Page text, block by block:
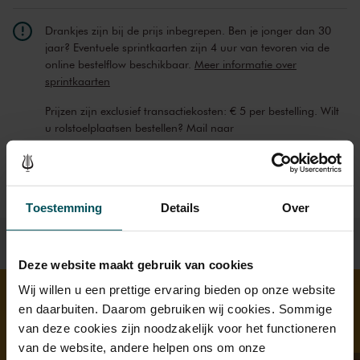
Toestemming Details Over
Deze website maakt gebruik van cookies
Wij willen u een prettige ervaring bieden op onze website
en daarbuiten. Daarom gebruiken wij cookies. Sommige
van deze cookies zijn noodzakelijk voor het functioneren
van de website, andere helpen ons om onze
Drankjes zijn bij de prijs inbegrepen. Ben je jonger dan 30
jaar? Eventuele sprintkaarten zijn 4 uur van tevoren via de
online bestelflow beschikbaar. Meer informatie over
sprintkaarten
Prijzen zijn exclusief transactiekosten: € 5 per bestelling. Wilt
u rolstoelplaatsen bestellen? Mail naar
kassa@concertgebouw.nl of bel de Concertgebouwlijn op
Ontdek meer